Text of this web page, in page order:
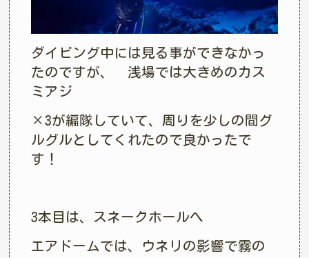
ダイビング中には見る事ができなかっ
たのですが、 浅場では大きめのカス
ミアジ
×3が編隊していて、周りを少しの間グ
ルグルとしてくれたので良かったで
す！
3本目は、スネークホールへ
エアドームでは、ウネリの影響で霧の